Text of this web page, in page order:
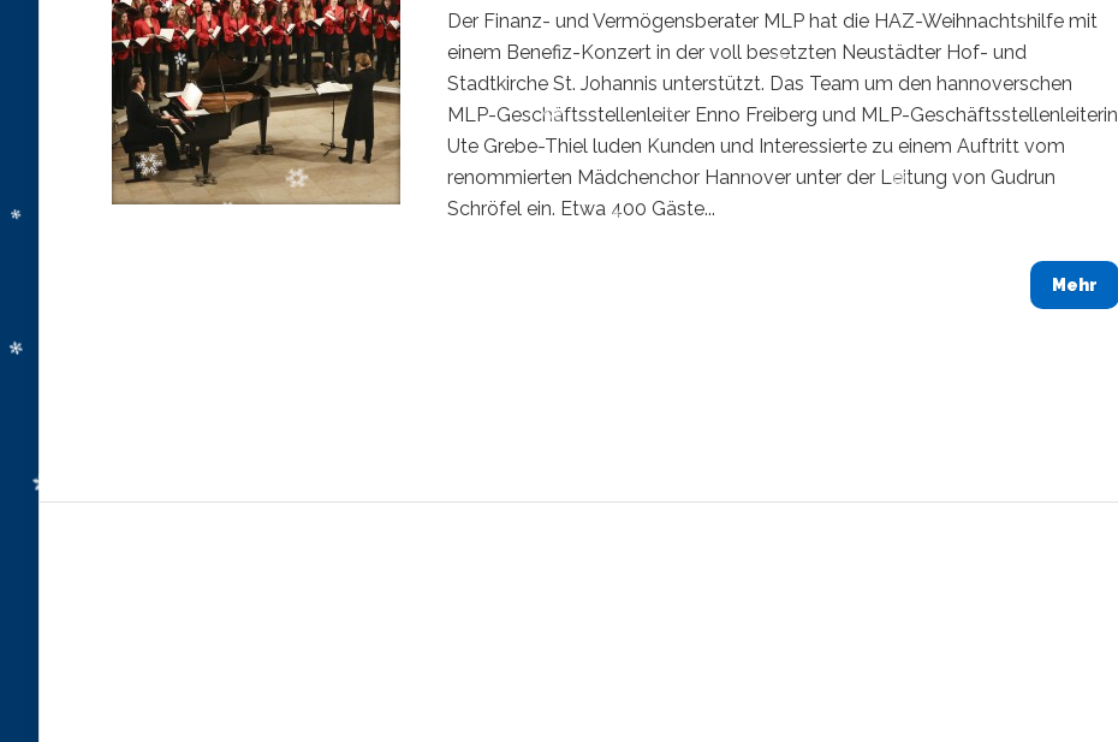
Der Finanz- und Vermögensberater MLP hat die HAZ-Weihnachtshilfe mit
einem Benefiz-Konzert in der voll besetzten Neustädter Hof- und
Stadtkirche St. Johannis unterstützt. Das Team um den hannoverschen
MLP-Geschäftsstellenleiter Enno Freiberg und MLP-Geschäftsstellenleiterin
Ute Grebe-Thiel luden Kunden und Interessierte zu einem Auftritt vom
renommierten Mädchenchor Hannover unter der Leitung von Gudrun
Schröfel ein. Etwa 400 Gäste...
Mehr